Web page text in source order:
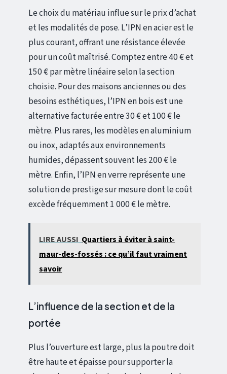
Le choix du matériau influe sur le prix d’achat
et les modalités de pose. L’IPN en acier est le
plus courant, offrant une résistance élevée
pour un coût maîtrisé. Comptez entre 40 € et
150 € par mètre linéaire selon la section
choisie. Pour des maisons anciennes ou des
besoins esthétiques, l’IPN en bois est une
alternative facturée entre 30 € et 100 € le
mètre. Plus rares, les modèles en aluminium
ou inox, adaptés aux environnements
humides, dépassent souvent les 200 € le
mètre. Enfin, l’IPN en verre représente une
solution de prestige sur mesure dont le coût
excède fréquemment 1 000 € le mètre.
LIRE AUSSI Quartiers à éviter à saint-
maur-des-fossés : ce qu’il faut vraiment
savoir
L’influence de la section et de la
portée
Plus l’ouverture est large, plus la poutre doit
être haute et épaisse pour supporter la